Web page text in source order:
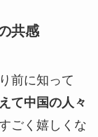
共感
前に知って
て中国の人々
ごく嬉しくな